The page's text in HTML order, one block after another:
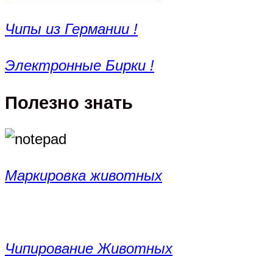
Чипы из Германии !
Электронные Бирки !
Полезно знать
Маркировка животных
Чипирование Животных